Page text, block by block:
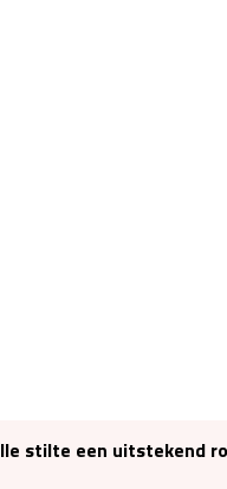
stilte een uitstekend